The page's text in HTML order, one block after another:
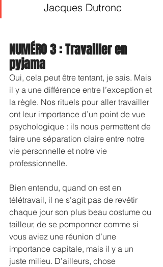
Jacques Dutronc
NUMÉRO 3 : Travailler en
pyjama
Oui, cela peut être tentant, je sais. Mais
il y a une différence entre l’exception et
la règle. Nos rituels pour aller travailler
ont leur importance d’un point de vue
psychologique : ils nous permettent de
faire une séparation claire entre notre
vie personnelle et notre vie
professionnelle.
Bien entendu, quand on est en
télétravail, il ne s’agit pas de revêtir
chaque jour son plus beau costume ou
tailleur, de se pomponner comme si
vous aviez une réunion d’une
importance capitale, mais il y a un
juste milieu. D’ailleurs, chose